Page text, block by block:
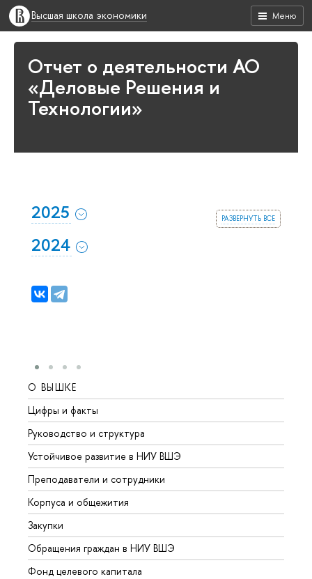
Меню
Высшая школа экономики
Отчет о деятельности АО
«Деловые Решения и
Технологии»
развернуть все
2025
2024
О ВЫШКЕ
Цифры и факты
Руководство и структура
Устойчивое развитие в НИУ ВШЭ
Преподаватели и сотрудники
Корпуса и общежития
Закупки
Обращения граждан в НИУ ВШЭ
Фонд целевого капитала